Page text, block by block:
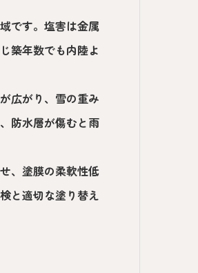
です。塩害は金属
築年数でも内陸よ
広がり、雪の重み
防水層が傷むと雨
、塗膜の柔軟性低
と適切な塗り替え